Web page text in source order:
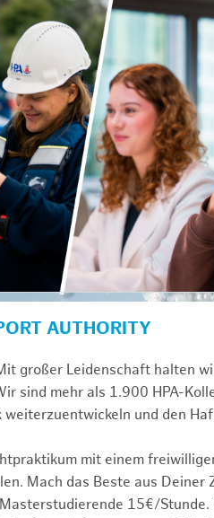
AUTHORITY
großer Leidenschaft halten
sind mehr als 1.900 HPA-
weiterzuentwickeln und den
mit einem
Mach das Beste aus
15€/